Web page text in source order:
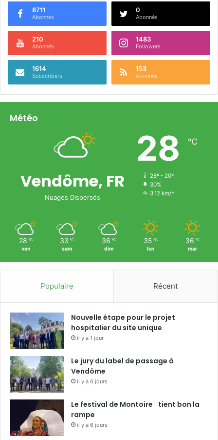
8711
Abonnés
0
Abonnés
210
Abonnés
1483
Followers
1614
Subscribers
153
Abonnés
Météo
Vendôme, FR
Nuages Dispersés
28 ℃
28º - 20º
30%
3.12 km/h
28 ℃
ven
33 ℃
sam
36 ℃
dim
35 ℃
lun
36 ℃
mar
Populaire Récent
Nouvelle étape pour le projet
hospitalier du site unique
il y a 1 jour
Le jury du label de passage à
Vendôme
il y a 6 jours
Le festival de Montoire tient bon la
rampe
il y a 6 jours